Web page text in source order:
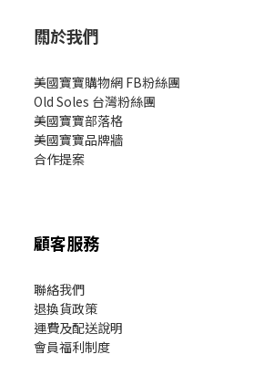
關於我們
美國寶寶購物網 FB粉絲團
Old Soles 台灣粉絲團
美國寶寶部落格
美國寶寶品牌牆
合作提案
顧客服務
聯絡我們
退換貨政策
運費及配送說明
會員福利制度